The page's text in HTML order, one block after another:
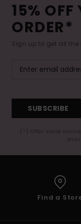
15% OFF
ORDER*
Sign up to get all
SUBSCRIBE
(*) Offer valid
Find a